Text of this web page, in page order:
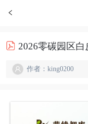
作者：king0200